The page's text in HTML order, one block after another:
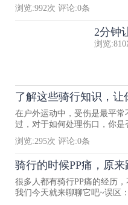
浏览:992次 评论:0条
2分钟
浏览:810
了解这些骑行知识，让
在户外运动中，受伤是最平
过，对于如何处理伤口，你是
浏览:295次 评论:0条
骑行的时候PP痛，原来
很多人都有骑行PP痛的经历
我们今天就来聊聊它吧~误区